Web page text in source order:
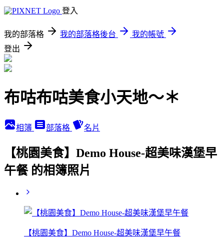
登入
我的部落格 我的部落格後台
我的帳號
登出
布咕布咕美食小天地～＊
相簿 部落格 名片
【桃園美食】Demo House-超美味漢堡早
午餐 的相簿照片
【桃園美食】Demo House-超美味漢堡早午餐